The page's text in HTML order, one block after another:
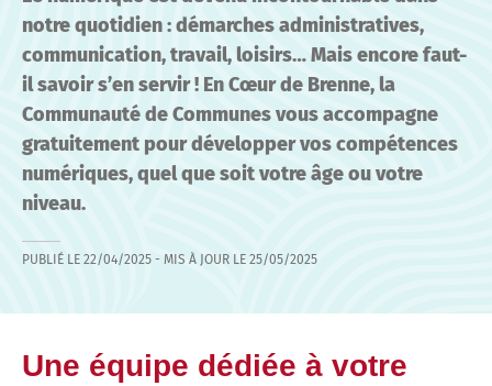
notre quotidien : démarches administratives,
communication, travail, loisirs… Mais encore faut-
il savoir s’en servir ! En Cœur de Brenne, la
Communauté de Communes vous accompagne
gratuitement pour développer vos compétences
numériques, quel que soit votre âge ou votre
niveau.
PUBLIÉ LE 22/04/2025 - MIS À JOUR LE 25/05/2025
Une équipe dédiée à votre